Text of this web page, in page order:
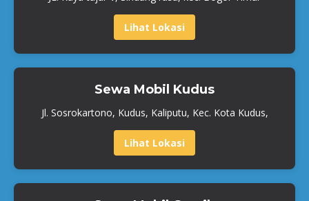
Lihat Lokasi
Sewa Mobil Kudus
Jl. Sosrokartono, Kudus, Kaliputu, Kec. Kota Kudus,
Lihat Lokasi